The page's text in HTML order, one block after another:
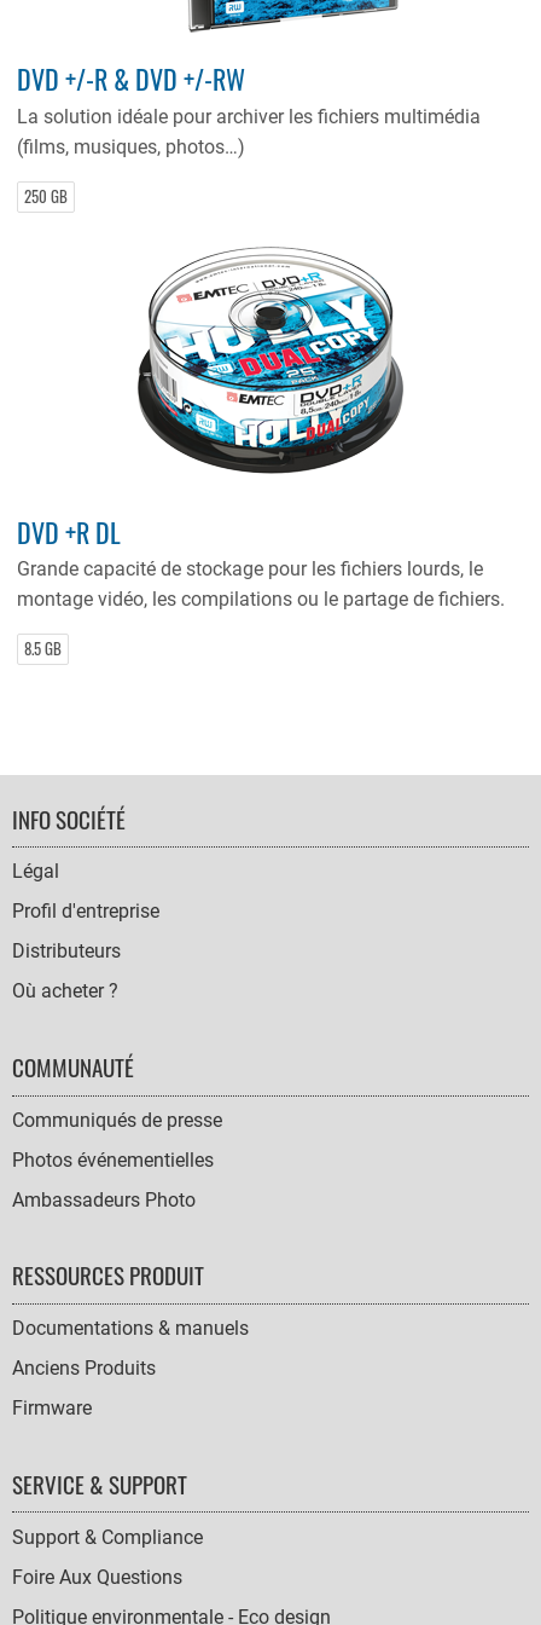
DVD +/-R & DVD +/-RW
La solution idéale pour archiver les fichiers multimédia
(films, musiques, photos…)
250 GB
DVD +R DL
Grande capacité de stockage pour les fichiers lourds, le
montage vidéo, les compilations ou le partage de fichiers.
8.5 GB
FOOTER
NAVIGATION
INFO SOCIÉTÉ
Légal
Profil d'entreprise
Distributeurs
Où acheter ?
COMMUNAUTÉ
Communiqués de presse
Photos événementielles
Ambassadeurs Photo
RESSOURCES PRODUIT
Documentations & manuels
Anciens Produits
Firmware
SERVICE & SUPPORT
Support & Compliance
Foire Aux Questions
Politique environmentale - Eco design